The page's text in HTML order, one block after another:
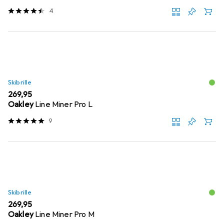
4
Skibrille
EUR
269,95
Oakley Line Miner Pro L
9
Skibrille
EUR
269,95
Oakley Line Miner Pro M